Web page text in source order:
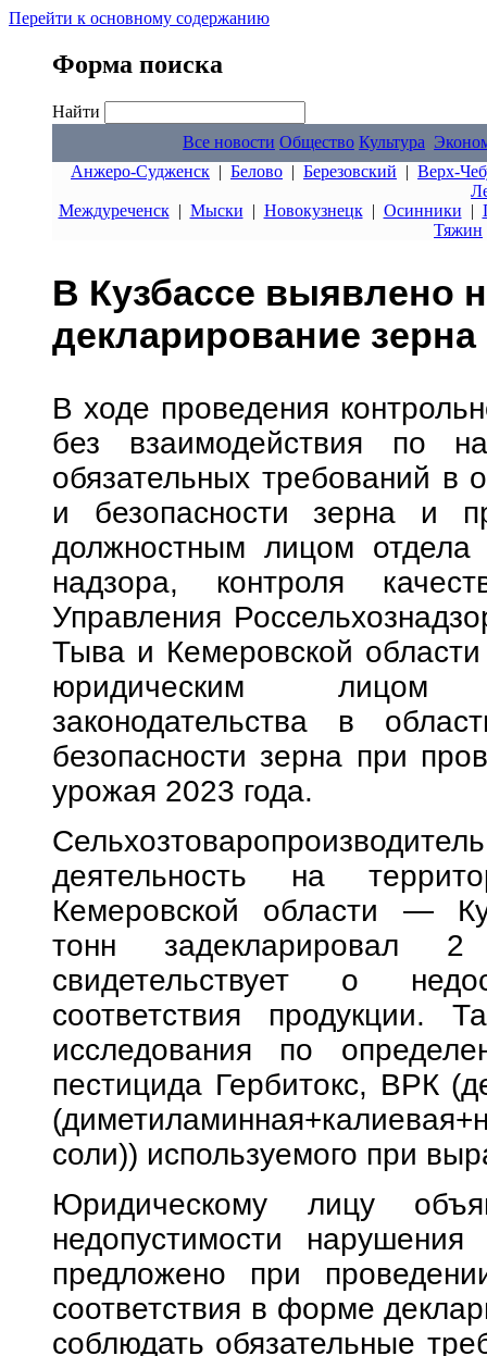
Перейти к основному содержанию
Форма поиска
Найти
Все новости Общество Культура
Анжеро-Судженск | Белово | Березовский | Верх-
Междуреченск| Мыски | Новокузнецк| Осинники |
Тяжин
В Кузбассе выявлено
декларирование зерна
В ходе проведения
без взаимодействия по
обязательных требований в
и безопасности зерна и
должностным лицом отдела
надзора, контроля
Управления
Тыва и Кемеровской
юридическим лицом
законодательства в
безопасности зерна при
урожая 2023 года.
деятельность на
Кемеровской области —
тонн
свидетельствует о
соответствия
исследования по
пестицида Гербитокс, ВРК
соли)) используемого при
Юридическому лицу
недопустимости
предложено при
соответствия в форме
соблюдать обязательные